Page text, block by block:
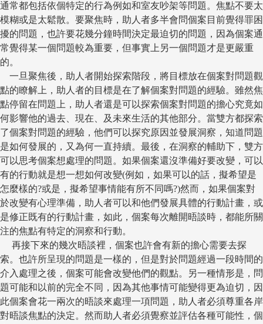
通常都包括依個特定的行為例如和室友吵架等問題。焦點不要太
模糊或是太鬆散。要聚焦時，助人者多半會問個案目前覺得罪困
擾的問題，也許要花幾分鐘時間決定最迫切的問題，因為個案通
常覺得某一個問題較為重要，但事實上另一個問題才是更嚴重
的。
一旦聚焦後，助人者開始探索階段，將目標放在個案對問題觀
點的瞭解上，助人者的目標是在了解個案對問題的經驗。雖然焦
點停留在問題上，助人者還是可以探索個案對問題的擔心究竟如
何影響他的過去、現在、及未來生活的其他部分。當雙方都探索
了個案對問題的經驗，他們可以探究原因並發展洞察，知道問題
是如何發展的，又為何一直持續。最後，在洞察的輔助下，雙方
可以思考個案想處理的問題。如果個案還沒準備好要改變，可以
有的行動就是想一想如何改變(例如，如果可以的話，擬希望是
怎麼樣的?或是，擬希望事情能有所不同嗎?)然而，如果個案對
於改變有心理準備，助人者可以和他們發展具體的行動計畫，或
是修正既有的行動計畫，如此，個案每次離開晤談時，都能所關
注的焦點有特定的洞察和行動。
再接下來的幾次晤談裡，個案也許會有新的擔心需要去探
索。也許所呈現的問題是一樣的，但是對於問題經過一段時間的
介入處理之後，個案可能會改變他們的觀點。另一種情形是，問
題可能和以前的完全不同，因為其他事情可能變得更為迫切，因
此個案會花一兩次的晤談來處理一項問題，助人者必須尊重各岸
對晤談焦點的決定。然而助人者必須覺察並評估各種可能性，個